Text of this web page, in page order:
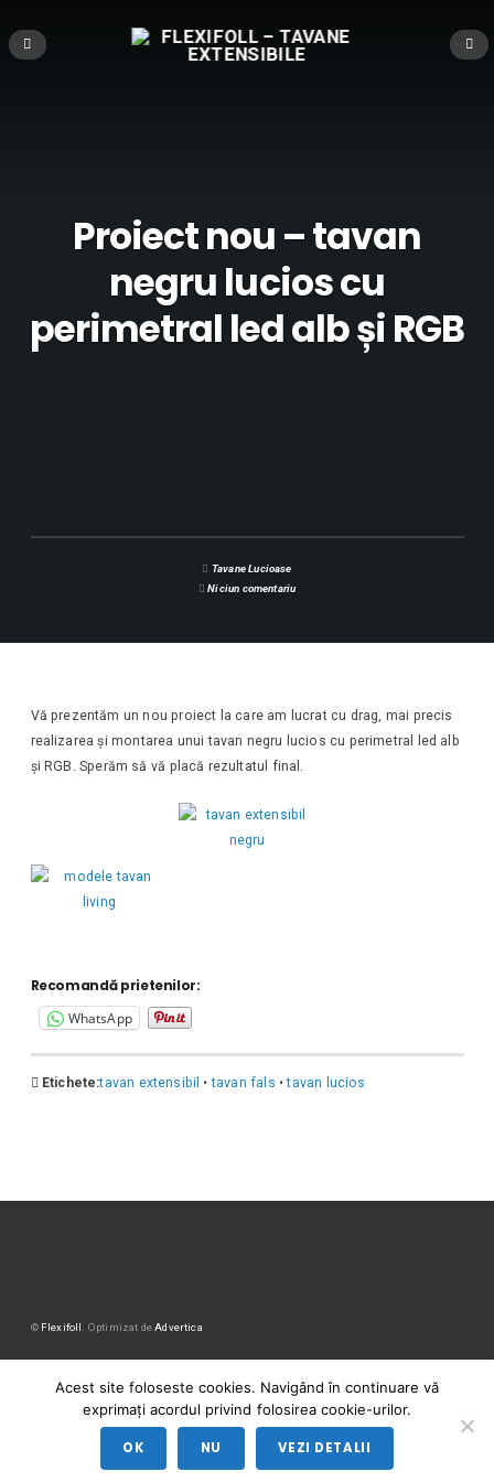
Proiect nou – tavan
negru lucios cu
perimetral led alb și RGB
Tavane Lucioase
Niciun comentariu
Vă prezentăm un nou proiect la care am lucrat cu drag, mai precis
realizarea și montarea unui tavan negru lucios cu perimetral led alb
și RGB. Sperăm să vă placă rezultatul final.
Recomandă prietenilor:
WhatsApp
Etichete:tavan extensibil •tavan fals •tavan lucios
© Flexifoll . Optimizat deAdvertica
Sună la 0746529730!
Acest site foloseste cookies. Navigând în continuare vă
exprimați acordul privind folosirea cookie-urilor.
OK NU VEZI DETALII